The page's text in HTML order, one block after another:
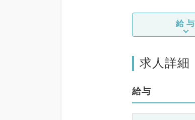
給与
求人詳細
給与